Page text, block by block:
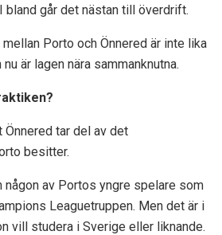
bland går det nästan till överdrift.
Porto och Önnered är inte lika
är lagen nära sammanknutna.
tar del av det
besitter.
någon av Portos yngre spelare som
Leaguetruppen. Men det är i
vill studera i Sverige eller liknande.